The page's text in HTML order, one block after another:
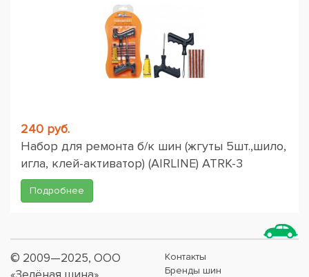
240 руб.
Набор для ремонта б/к шин (жгуты 5шт.,шило,
игла, клей-активатор) (AIRLINE) ATRK-3
Подробнее
© 2009—2025, ООО
Контакты
Бренды шин